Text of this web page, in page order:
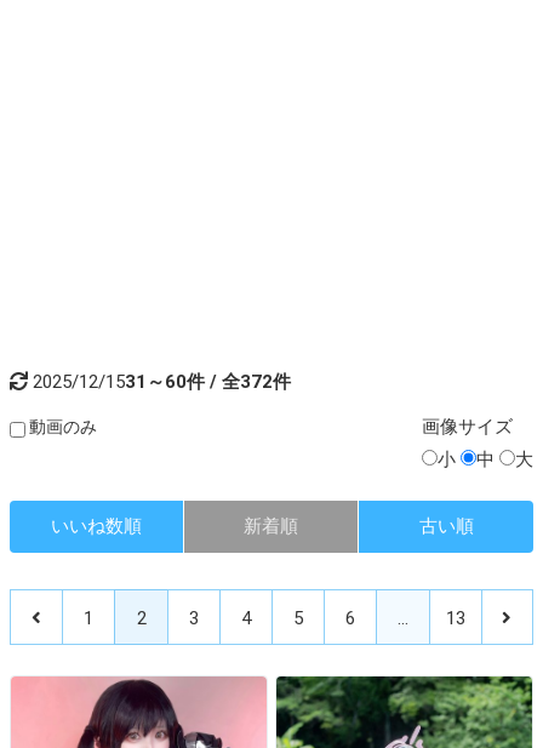
2025/12/1531～60件 / 全372件
動画のみ 画像サイズ
小
中 大
いいね数順 新着順 古い順
1 2 3 4 5 6 … 13